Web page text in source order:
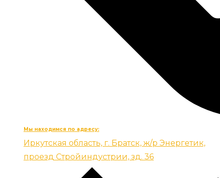
Мы находимся по адресу:
Иркутская область, г. Братск, ж/р Энергетик,
проезд Стройиндустрии, зд. 36